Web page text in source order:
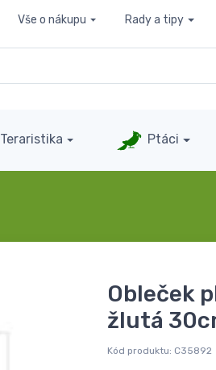
Vše o nákupu Rady a tipy
Teraristika Ptáci
Obleček
žlutá
Kód produktu: C35892